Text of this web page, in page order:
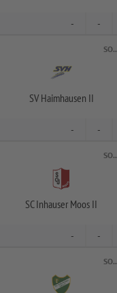
- -
SO..
SV Haimhausen II
- -
SO..
SC Inhauser Moos II
- -
SO..